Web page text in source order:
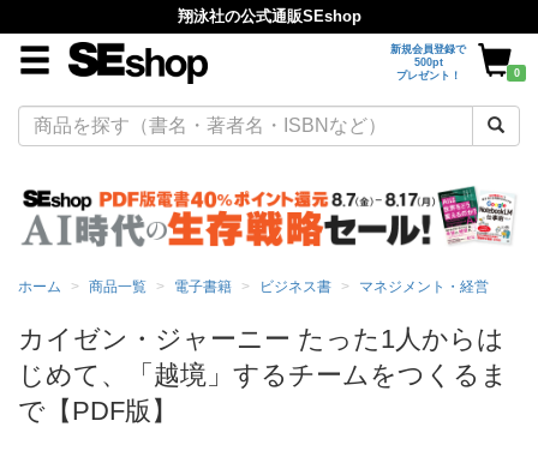
翔泳社の公式通販SEshop
新規会員登録で
500pt
プレゼント！
0
ホーム 商品一覧 電子書籍 ビジネス書 マネジメント・経営
カイゼン・ジャーニー たった1人からは
じめて、「越境」するチームをつくるま
で【PDF版】